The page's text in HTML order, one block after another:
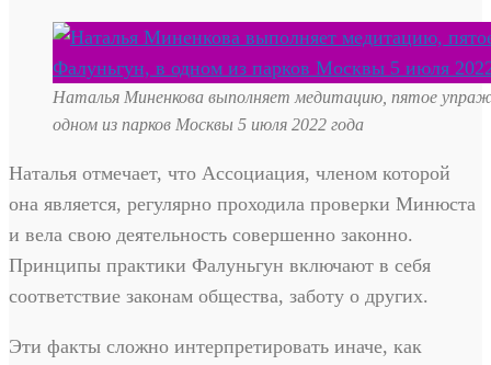
Наталья Миненкова выполняет медитацию, пятое
одном из парков Москвы 5 июля 2022 года
Наталья отмечает, что Ассоциация, членом которой
она является, регулярно проходила проверки Минюста
и вела свою деятельность совершенно законно.
Принципы практики Фалуньгун включают в себя
соответствие законам общества, заботу о других.
Эти факты сложно интерпретировать иначе, как